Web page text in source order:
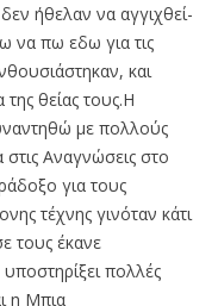
ήθελαν να αγγιχθεί-
να πω εδω για τις
και
θείας τους.Η
με πολλούς
Αναγνώσεις στο
για τους
τέχνης γινόταν κάτι
τους έκανε
πολλές
η Μπια